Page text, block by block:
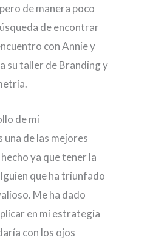
de manera poco
de encontrar
con Annie y
su taller de Branding y
de mi
de las mejores
ya que tener la
que ha triunfado
Me ha dado
en mi estrategia
con los ojos